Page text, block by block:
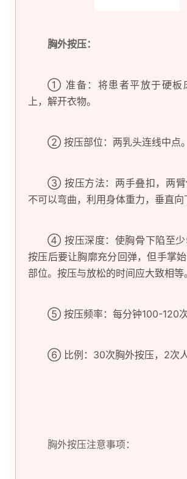
胸外按压：
① 准备：将患者平放于硬板
上，解开衣物。
② 按压部位：两乳头连线中点。
③按压方法：两手叠扣，两
不可以弯曲，利用身体重力，垂直向
④按压深度：使胸骨下陷至
按压后要让胸廓充分回弹，但手掌
部位。按压与放松的时间应大致相等。
⑤ 按压频率：每分钟100-120次
⑥ 比例：30次胸外按压，2次
胸外按压注意事项：